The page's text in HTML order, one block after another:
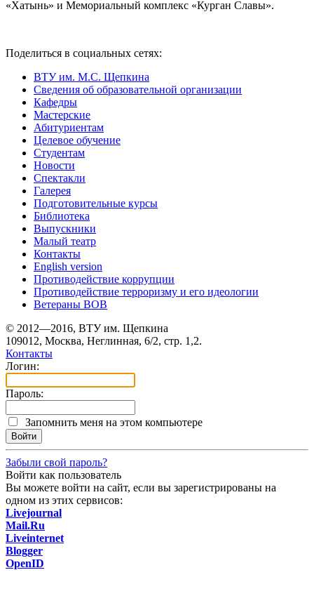
«Хатынь» и Мемориальный комплекс «Курган Славы».
Поделиться в социальных сетях:
ВТУ им. М.С. Щепкина
Сведения об образовательной организации
Кафедры
Мастерские
Абитуриентам
Целевое обучение
Студентам
Новости
Спектакли
Галерея
Подготовительные курсы
Библиотека
Выпускники
Малый театр
Контакты
English version
Противодействие коррупции
Противодействие терроризму и его идеологии
Ветераны ВОВ
© 2012—2016, ВТУ им. Щепкина
109012, Москва, Неглинная, 6/2, стр. 1,2.
Контакты
Логин:
Пароль:
Запомнить меня на этом компьютере
Забыли свой пароль?
Войти как пользователь
Вы можете войти на сайт, если вы зарегистрированы на
одном из этих сервисов:
Livejournal
Mail.Ru
Liveinternet
Blogger
OpenID